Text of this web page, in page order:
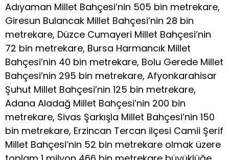
Adıyaman Millet Bahçesi’nin 505 bin metrekare,
Giresun Bulancak Millet Bahçesi’nin 28 bin
metrekare, Düzce Cumayeri Millet Bahçesi’nin
72 bin metrekare, Bursa Harmancık Millet
Bahçesi’nin 40 bin metrekare, Bolu Gerede Millet
Bahçesi’nin 295 bin metrekare, Afyonkarahisar
Şuhut Millet Bahçesi’nin 125 bin metrekare,
Adana Aladağ Millet Bahçesi’nin 200 bin
metrekare, Sivas Şarkışla Millet Bahçesi’nin 150
bin metrekare, Erzincan Tercan ilçesi Camii Şerif
Millet Bahçesi’nin 52 bin metrekare olmak üzere